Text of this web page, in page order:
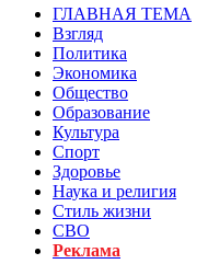
ГЛАВНАЯ ТЕМА
Взгляд
Политика
Экономика
Общество
Образование
Культура
Спорт
Здоровье
Наука и религия
Стиль жизни
СВО
Реклама